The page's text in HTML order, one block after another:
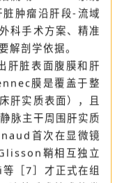
静脉系统在流域内
流域Glisson系统
肿瘤沿肝段-流域
科手术方案、精准
解剖学依据。
表面腹膜和肝
膜是覆盖于整
肝实质表面），且
脉主干周围肝实质
首次在显微镜